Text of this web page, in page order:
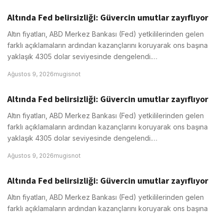
Altında Fed belirsizliği: Güvercin umutlar zayıflıyor
Altın fiyatları, ABD Merkez Bankası (Fed) yetkililerinden gelen
farklı açıklamaların ardından kazançlarını koruyarak ons başına
yaklaşık 4305 dolar seviyesinde dengelendi.…
Ağustos 9, 2026mugisnot
Altında Fed belirsizliği: Güvercin umutlar zayıflıyor
Altın fiyatları, ABD Merkez Bankası (Fed) yetkililerinden gelen
farklı açıklamaların ardından kazançlarını koruyarak ons başına
yaklaşık 4305 dolar seviyesinde dengelendi.…
Ağustos 9, 2026mugisnot
Altında Fed belirsizliği: Güvercin umutlar zayıflıyor
Altın fiyatları, ABD Merkez Bankası (Fed) yetkililerinden gelen
farklı açıklamaların ardından kazançlarını koruyarak ons başına